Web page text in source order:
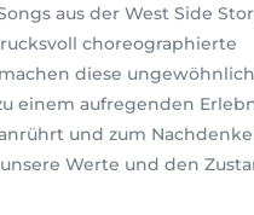
aus der West Side
choreographierte
diese
einem aufregenden
und zum
Werte und den